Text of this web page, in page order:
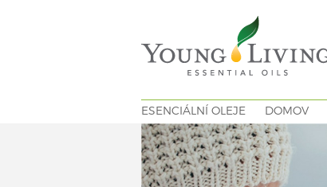
ESENCIÁLNÍ OLEJE DOMOV